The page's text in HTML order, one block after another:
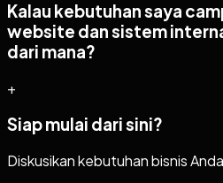
Kalau kebutuhan saya
website dan sistem
dari mana?
+
Siap mulai dari sini?
Diskusikan kebutuhan bisnis